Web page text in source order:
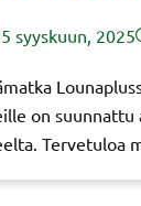
syyskuun, 2025
on suunnattu
Tervetuloa